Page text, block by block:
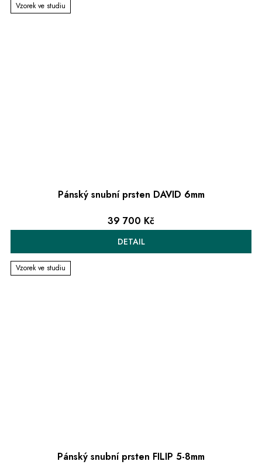
Vzorek ve studiu
Pánský snubní prsten DAVID 6mm
39 700 Kč
DETAIL
Vzorek ve studiu
Pánský snubní prsten FILIP 5-8mm